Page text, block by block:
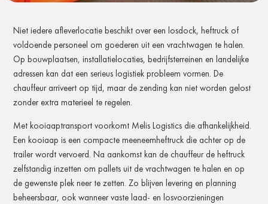
Niet iedere afleverlocatie beschikt over een losdock, heftruck of
voldoende personeel om goederen uit een vrachtwagen te halen.
Op bouwplaatsen, installatielocaties, bedrijfsterreinen en landelijke
adressen kan dat een serieus logistiek probleem vormen. De
chauffeur arriveert op tijd, maar de zending kan niet worden gelost
zonder extra materieel te regelen.
Met kooiaaptransport voorkomt Melis Logistics die afhankelijkheid.
Een kooiaap is een compacte meeneemheftruck die achter op de
trailer wordt vervoerd. Na aankomst kan de chauffeur de heftruck
zelfstandig inzetten om pallets uit de vrachtwagen te halen en op
de gewenste plek neer te zetten. Zo blijven levering en planning
beheersbaar, ook wanneer vaste laad- en losvoorzieningen